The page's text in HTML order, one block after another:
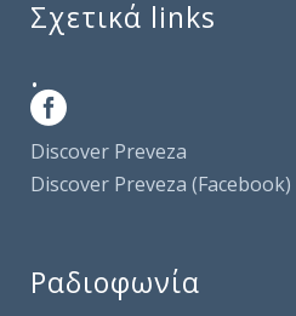
Σχετικά links
.
Discover Preveza
Discover Preveza (Facebook)
Ραδιοφωνία